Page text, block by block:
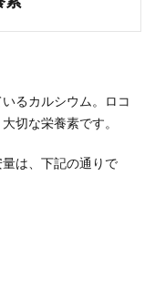
るカルシウム。ロコ
切な栄養素です。
は、下記の通りで